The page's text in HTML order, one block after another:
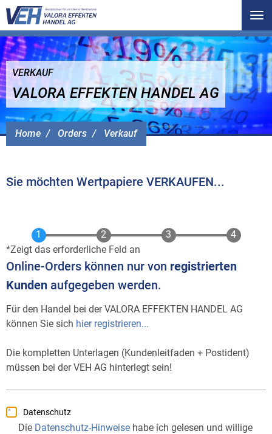
Home Orders Verkauf
VERKAUF
VALORA EFFEKTEN HANDEL AG
Sie möchten Wertpapiere VERKAUFEN...
Zeigt das erforderliche Feld an
Online-Orders können nur von registrierten
Kunden aufgegeben werden.
Für den Handel bei der VALORA EFFEKTEN HANDEL AG
können Sie sich hier registrieren...
Die kompletten Unterlagen (Kundenleitfaden + Postident)
müssen bei der VEH AG hinterlegt sein!
Datenschutz
Die Datenschutz-Hinweise habe ich gelesen und willige